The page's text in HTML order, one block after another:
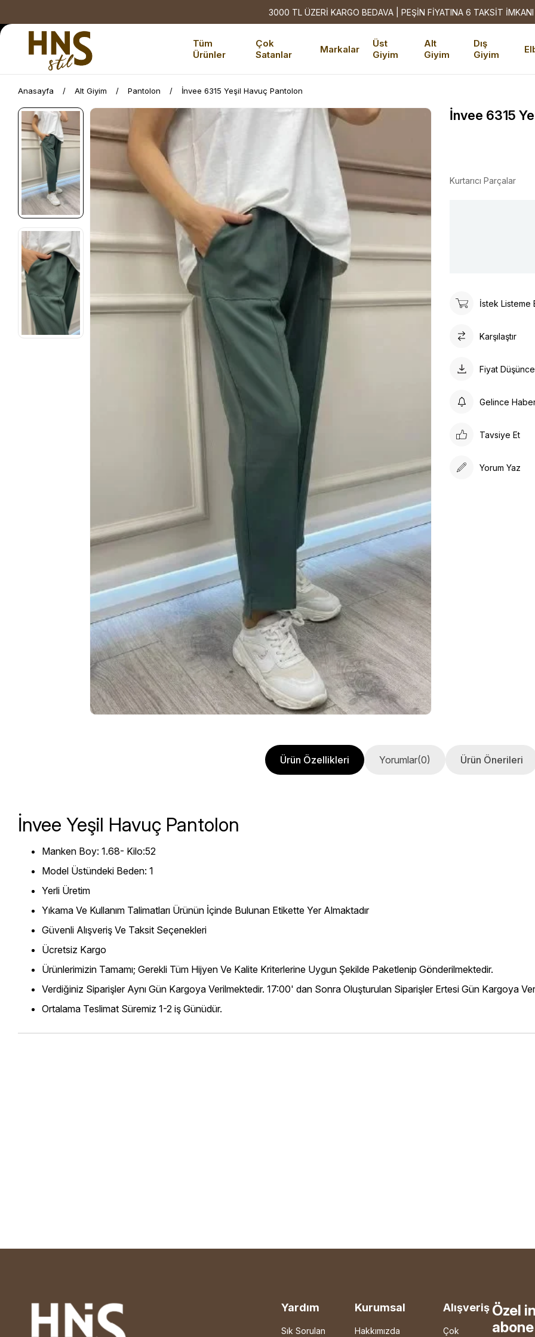
3000 TL ÜZERİ KARGO BEDAVA | PEŞİN FİYATINA 6 TAKSİT İMKANI
Tüm
Ürünler
Çok
Satanlar
Markalar
Üst
Giyim
Alt
Giyim
Dış
Giyim
Anasayfa Alt Giyim Pantolon İnvee 6315 Yeşil Havuç Pantolon
İnvee 6315
Kurtarıcı Parçalar
İstek Listeme
Karşılaştır
Fiyat
Gelince
Tavsiye Et
Yorum Yaz
Ürün Özellikleri Yorumlar(0) Ürün Önerileri
İnvee Yeşil Havuç Pantolon
Manken Boy: 1.68- Kilo:52
Model Üstündeki Beden: 1
Yerli Üretim
Yıkama Ve Kullanım Talimatları Ürünün İçinde Bulunan Etikette Yer Almaktadır
Güvenli Alışveriş Ve Taksit Seçenekleri
Ücretsiz Kargo
Ürünlerimizin Tamamı; Gerekli Tüm Hijyen Ve Kalite Kriterlerine Uygun Şekilde Paketlenip Gönderilmektedir.
Verdiğiniz Siparişler Aynı Gün Kargoya Verilmektedir. 17:00' dan Sonra Oluşturulan Siparişler Ertesi Gün Kargoya
Ortalama Teslimat Süremiz 1-2 iş Günüdür.
Yardım
Sık Sorulan
Kurumsal
Hakkımızda
Alışveriş
Çok
Özel